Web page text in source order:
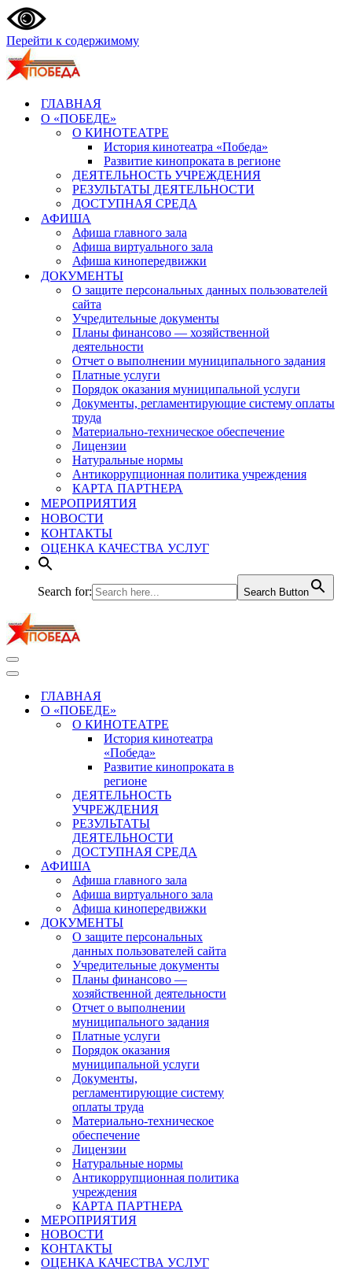
Перейти к содержимому
ГЛАВНАЯ
О «ПОБЕДЕ»
О КИНОТЕАТРЕ
История кинотеатра «Победа»
Развитие кинопроката в регионе
ДЕЯТЕЛЬНОСТЬ УЧРЕЖДЕНИЯ
РЕЗУЛЬТАТЫ ДЕЯТЕЛЬНОСТИ
ДОСТУПНАЯ СРЕДА
АФИША
Афиша главного зала
Афиша виртуального зала
Афиша кинопередвижки
ДОКУМЕНТЫ
О защите персональных данных пользователей
сайта
Учредительные документы
Планы финансово — хозяйственной
деятельности
Отчет о выполнении муниципального задания
Платные услуги
Порядок оказания муниципальной услуги
Документы, регламентирующие систему оплаты
труда
Материально-техническое обеспечение
Лицензии
Натуральные нормы
Антикоррупционная политика учреждения
КАРТА ПАРТНЕРА
МЕРОПРИЯТИЯ
НОВОСТИ
КОНТАКТЫ
ОЦЕНКА КАЧЕСТВА УСЛУГ
Search for: Search Button
Меню
навигации
Меню
навигацииГЛАВНАЯ
О «ПОБЕДЕ»
О КИНОТЕАТРЕ
История кинотеатра
«Победа»
Развитие кинопроката в
регионе
ДЕЯТЕЛЬНОСТЬ
УЧРЕЖДЕНИЯ
РЕЗУЛЬТАТЫ
ДЕЯТЕЛЬНОСТИ
ДОСТУПНАЯ СРЕДА
АФИША
Афиша главного зала
Афиша виртуального зала
Афиша кинопередвижки
ДОКУМЕНТЫ
О защите персональных
данных пользователей сайта
Учредительные документы
Планы финансово —
хозяйственной деятельности
Отчет о выполнении
муниципального задания
Платные услуги
Порядок оказания
муниципальной услуги
Документы,
регламентирующие систему
оплаты труда
Материально-техническое
обеспечение
Лицензии
Натуральные нормы
Антикоррупционная политика
учреждения
КАРТА ПАРТНЕРА
МЕРОПРИЯТИЯ
НОВОСТИ
КОНТАКТЫ
ОЦЕНКА КАЧЕСТВА УСЛУГ